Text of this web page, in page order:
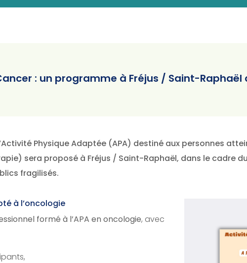
: un programme à Fréjus / Saint-Raphaël
Physique Adaptée (APA) destiné aux personnes
sera proposé à Fréjus / Saint-Raphaël, dans le cadre
fragilisés.
à l’oncologie
formé à l’APA en oncologie, avec